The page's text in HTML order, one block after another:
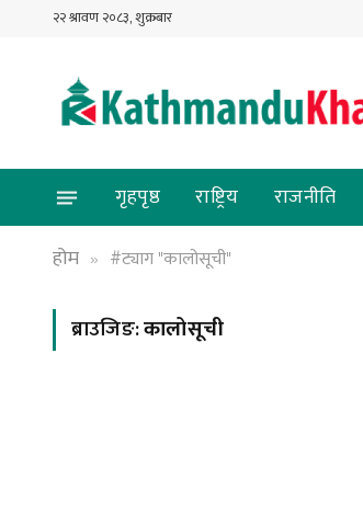
२२ श्रावण २०८३, शुक्रबार
गृहपृष्ठ राष्ट्रिय राजनीति
होम
» #ट्याग "कालोसूची"
ब्राउजिङ:कालोसूची